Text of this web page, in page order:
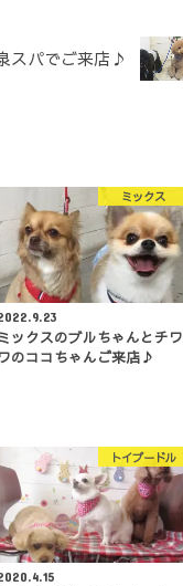
スパでご来店♪
ミックス
ミックスのブルちゃんとチワ
ワのココちゃんご来店♪
トイプードル